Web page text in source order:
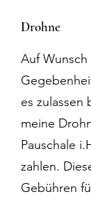
Drohne
Auf
es zulassen
meine
Pauschale
zahlen.
Gebühren